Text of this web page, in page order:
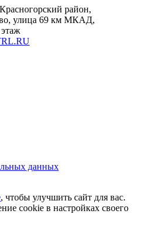
район,
улица 69 км МКАД,
данных
, чтобы улучшить сайт для вас.
cookie в настройках своего